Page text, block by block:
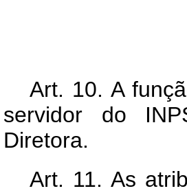
Art. 10. A
servidor do
Diretora.
Art. 11. As